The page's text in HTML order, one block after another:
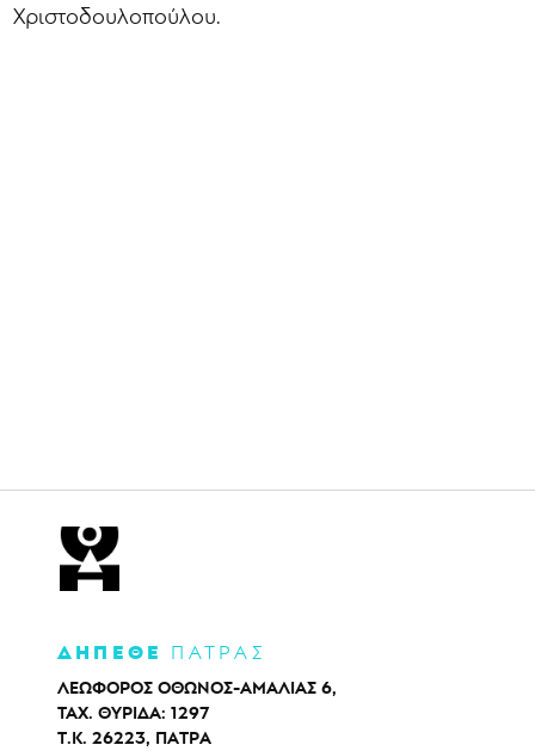
Χριστοδουλοπούλου.
ΔΗΠΕΘΕ ΠΑΤΡΑΣ
ΛΕΩΦΟΡΟΣ ΟΘΩΝΟΣ-ΑΜΑΛΙΑΣ 6,
ΤΑΧ. ΘΥΡΙΔΑ: 1297
Τ.Κ. 26223, ΠΑΤΡΑ